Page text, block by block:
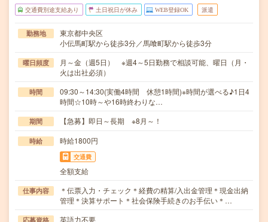
交通費別途支給あり 土日祝日が休み WEB登録OK 派遣
勤務地
東京都中央区
小伝馬町駅から徒歩3分／馬喰町駅から徒歩3分
曜日頻度
月～金（週5日） ※週4～5日勤務で相談可能、曜日（月・
火は出社必須）
時間
09:30～14:30(実働4時間 休憩1時間)※時間が選べる♪1日4
時間☆10時～や16時終わりな…
期間 【急募】即日～長期 ※8月～！
時給 時給1800円
交通費
全額支給
仕事内容
＊伝票入力・チェック＊経費の精算/入出金管理＊現金出納
管理＊決算サポート＊社会保険手続きのお手伝い＊…
応募資格
英語力不要